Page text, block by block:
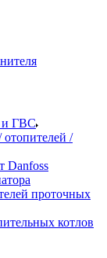
и ГВС
/
Danfoss
проточных
котлов